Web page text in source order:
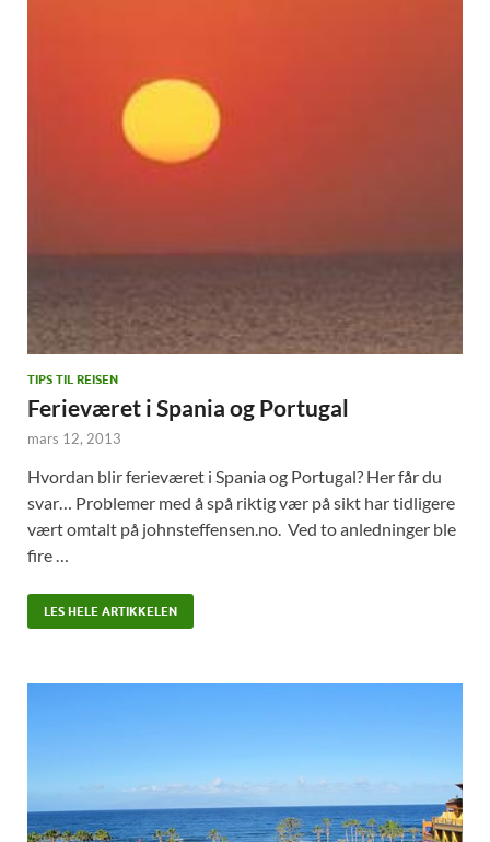
TIPS TIL REISEN
Ferieværet i Spania og Portugal
mars 12, 2013
Hvordan blir ferieværet i Spania og Portugal? Her får du
svar… Problemer med å spå riktig vær på sikt har tidligere
vært omtalt på johnsteffensen.no. Ved to anledninger ble
fire …
LES HELE ARTIKKELEN